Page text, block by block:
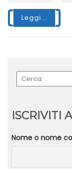
Leggi...
ISCRIVITI
Nome o nome